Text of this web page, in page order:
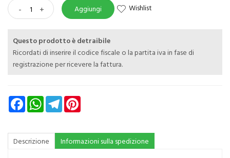
- + Aggiungi Wishlist
Questo prodotto è detraibile
Ricordati di inserire il codice fiscale o la partita iva in fase di
registrazione per ricevere la fattura.
FacebookWhatsAppTelegram
Descrizione Informazioni sulla spedizione